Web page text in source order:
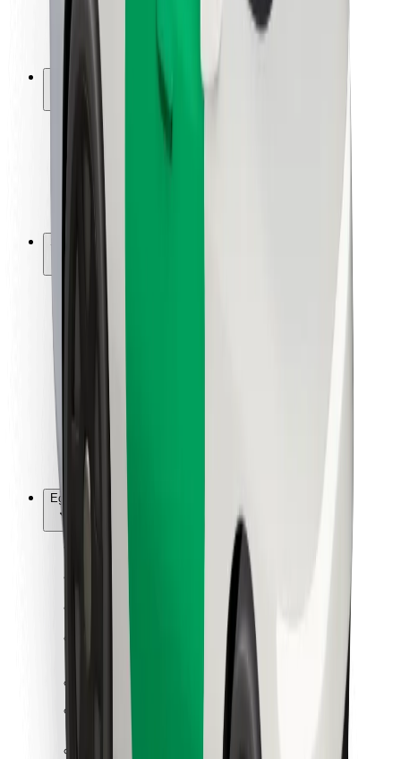
E-roller biztonság
Biztonsági részleg
Lokációk
Városi megoldások
Repülőtér
Súgó
Utasoknak
Sofőröknek
Bolt Food
Flottapartnereknek
Éttermeknek
Bolt for Business
Egyéb
Beszállítók
Pár perc alatt ott vagyunk érted!
Bolt alkalmazás letöltése
Találd meg kedvenc ételedet!